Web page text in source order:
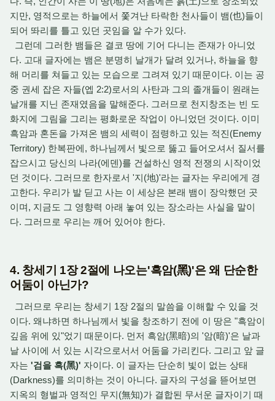
지만, 영적으로는 하늘에서 쫓겨난 타락한 천사들이 뱀(也)들이
되어 똬리를 틀고 있던 곳임을 알 수가 있다.
그런데 그러한 뱀들은 결코 땅에 기어 다니는 존재가 아니었
다. 고대 글자에는 뱀은 분명히 날개가 달려 있거나, 하늘을 향
해 머리를 쳐들고 있는 모습으로 그려져 있기 때문이다. 이는 공
중 권세 잡은 자들(엡 2:2)로서의 사탄과 그의 졸개들이 원래는
날개를 지닌 존재였음을 말해준다. 그러므로 천지창조는 빈 도
화지에 그림을 그리는 평화로운 작업이 아니었던 것이다. 이미
흑암과 혼돈을 가져온 뱀의 세력이 점령하고 있는 적진(Enemy
Territory) 한복판에, 하나님께서 빛으로 뚫고 들어오셔서 질서를
잡으시고 당신의 나라(에덴)를 건설하신 영적 전쟁의 시작이었
던 것이다. 그러므로 한자로서 '지(地)'라는 글자는 우리에게 경
고한다. 우리가 발 딛고 사는 이 세상은 본래 뱀이 장악했던 곳
이며, 지금도 그 영향력 아래 놓여 있는 장소라는 사실을 말이
다. 그러므로 우리는 깨어 있어야 한다.
4. 창세기 1장 2절에 나오는'흑암(黑)'은 왜 단순한
어둠이 아닌가?
그러므로 우리는 창세기 1장 2절의 말씀을 이해할 수 있을 것
이다. 왜냐하면 하나님께서 빛을 창조하기 전에 이 땅은 "흑암이
깊음 위에 있"었기 때문이다. 먼저 흑암(黑暗)의 '암(暗)'은 날과
날 사이에 서 있는 시각으로서서 어둠을 가리킨다. 그리고 앞 글
자는 '검을 흑(黑)' 자이다. 이 글자는 단순히 빛이 없는 상태
(Darkness)를 의미하는 것이 아니다. 글자의 구성을 뜯어보면
지옥의 형벌과 영적인 무지(無知)가 결합된 무서운 글자이기 때